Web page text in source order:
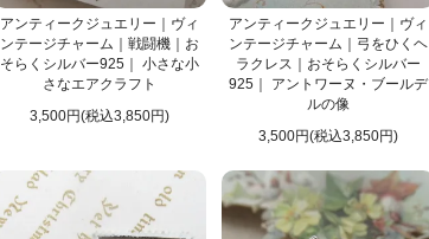
アンティークジュエリー｜ヴィ
ンテージチャーム｜戦闘機｜お
そらくシルバー925｜ 小さな小
さなエアクラフト
3,500円(税込3,850円)
アンティークジュエリー｜ヴィ
ンテージチャーム｜弓をひくヘ
ラクレス｜おそらくシルバー
925｜ アントワーヌ・ブールデ
ルの像
3,500円(税込3,850円)